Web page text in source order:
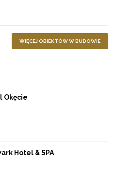
WIĘCEJ OBIEKTÓW W BUDOWIE
Okęcie
Hotel & SPA